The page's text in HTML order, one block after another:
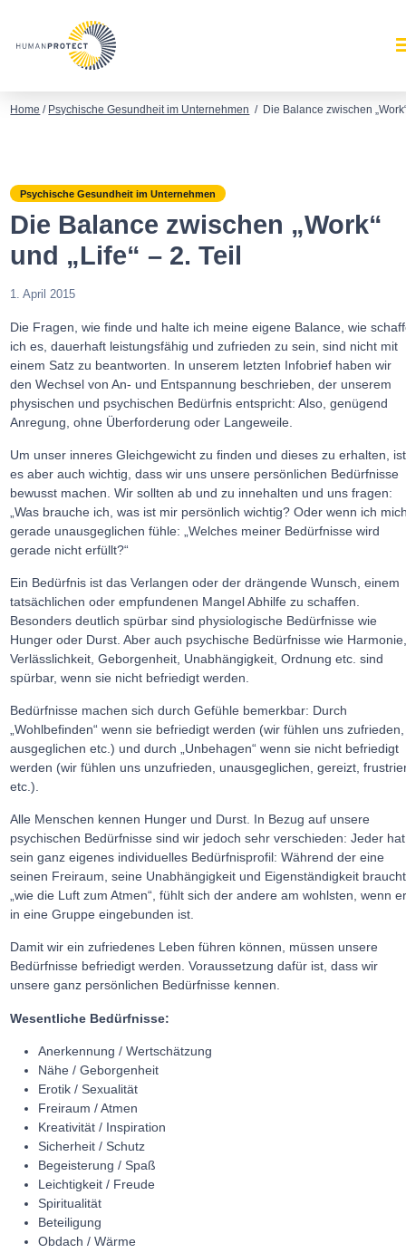
Home / Psychische Gesundheit im Unternehmen / Die Balance zwischen
Psychische Gesundheit im Unternehmen
Die Balance zwischen „Work“
und „Life“ – 2. Teil
1. April 2015
Die Fragen, wie finde und halte ich meine eigene Balance, wie
ich es, dauerhaft leistungsfähig und zufrieden zu sein, sind nicht mit
einem Satz zu beantworten. In unserem letzten Infobrief haben wir
den Wechsel von An- und Entspannung beschrieben, der unserem
physischen und psychischen Bedürfnis entspricht: Also, genügend
Anregung, ohne Überforderung oder Langeweile.
Um unser inneres Gleichgewicht zu finden und dieses zu erhalten, ist
es aber auch wichtig, dass wir uns unsere persönlichen Bedürfnisse
bewusst machen. Wir sollten ab und zu innehalten und uns fragen:
„Was brauche ich, was ist mir persönlich wichtig? Oder wenn ich
gerade unausgeglichen fühle: „Welches meiner Bedürfnisse wird
gerade nicht erfüllt?“
Ein Bedürfnis ist das Verlangen oder der drängende Wunsch, einem
tatsächlichen oder empfundenen Mangel Abhilfe zu schaffen.
Besonders deutlich spürbar sind physiologische Bedürfnisse wie
Hunger oder Durst. Aber auch psychische Bedürfnisse wie
Verlässlichkeit, Geborgenheit, Unabhängigkeit, Ordnung etc. sind
spürbar, wenn sie nicht befriedigt werden.
Bedürfnisse machen sich durch Gefühle bemerkbar: Durch
„Wohlbefinden“ wenn sie befriedigt werden (wir fühlen uns zufrieden,
ausgeglichen etc.) und durch „Unbehagen“ wenn sie nicht befriedigt
werden (wir fühlen uns unzufrieden, unausgeglichen, gereizt,
etc.).
Alle Menschen kennen Hunger und Durst. In Bezug auf unsere
psychischen Bedürfnisse sind wir jedoch sehr verschieden: Jeder hat
sein ganz eigenes individuelles Bedürfnisprofil: Während der eine
seinen Freiraum, seine Unabhängigkeit und Eigenständigkeit braucht
„wie die Luft zum Atmen“, fühlt sich der andere am wohlsten, wenn
in eine Gruppe eingebunden ist.
Damit wir ein zufriedenes Leben führen können, müssen unsere
Bedürfnisse befriedigt werden. Voraussetzung dafür ist, dass wir
unsere ganz persönlichen Bedürfnisse kennen.
Wesentliche Bedürfnisse:
Anerkennung / Wertschätzung
Nähe / Geborgenheit
Erotik / Sexualität
Freiraum / Atmen
Kreativität / Inspiration
Sicherheit / Schutz
Begeisterung / Spaß
Leichtigkeit / Freude
Spiritualität
Beteiligung
Obdach / Wärme